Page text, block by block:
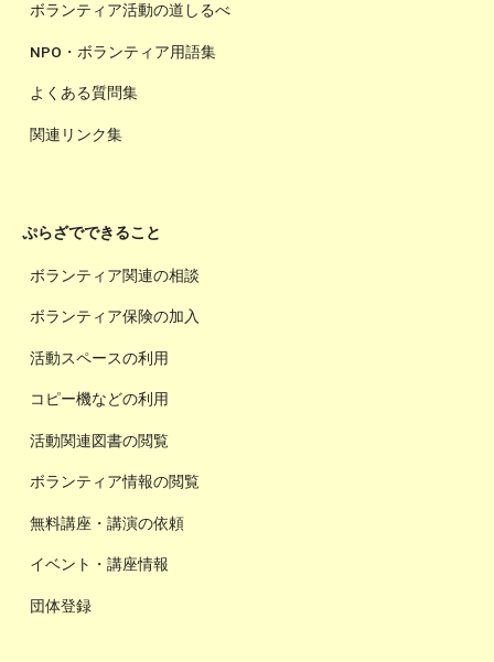
ボランティア活動の道しるべ
NPO・ボランティア用語集
よくある質問集
関連リンク集
ぷらざでできること
ボランティア関連の相談
ボランティア保険の加入
活動スペースの利用
コピー機などの利用
活動関連図書の閲覧
ボランティア情報の閲覧
無料講座・講演の依頼
イベント・講座情報
団体登録